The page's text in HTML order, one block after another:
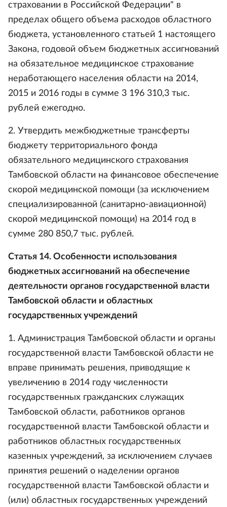
страховании в Российской Федерации" в
пределах общего объема расходов областного
бюджета, установленного статьей 1 настоящего
Закона, годовой объем бюджетных ассигнований
на обязательное медицинское страхование
неработающего населения области на 2014,
2015 и 2016 годы в сумме 3 196 310,3 тыс.
рублей ежегодно.
2. Утвердить межбюджетные трансферты
бюджету территориального фонда
обязательного медицинского страхования
Тамбовской области на финансовое обеспечение
скорой медицинской помощи (за исключением
специализированной (санитарно-авиационной)
скорой медицинской помощи) на 2014 год в
сумме 280 850,7 тыс. рублей.
Статья 14. Особенности использования
бюджетных ассигнований на обеспечение
деятельности органов государственной власти
Тамбовской области и областных
государственных учреждений
1. Администрация Тамбовской области и органы
государственной власти Тамбовской области не
вправе принимать решения, приводящие к
увеличению в 2014 году численности
государственных гражданских служащих
Тамбовской области, работников органов
государственной власти Тамбовской области и
работников областных государственных
казенных учреждений, за исключением случаев
принятия решений о наделении органов
государственной власти Тамбовской области и
(или) областных государственных учреждений